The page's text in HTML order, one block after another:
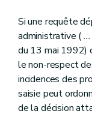
Si une requête
administrative (...
du 13 mai 1992)
le non-respect
incidences des
saisie peut
de la décision